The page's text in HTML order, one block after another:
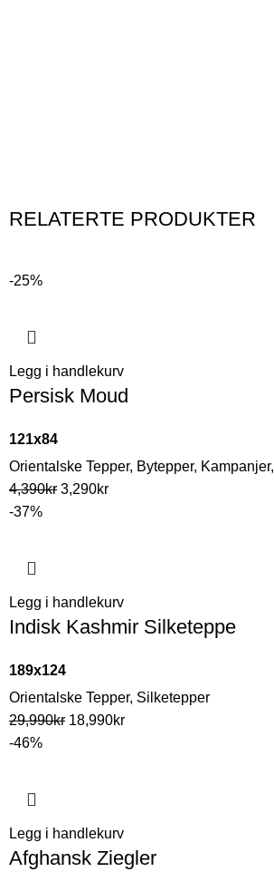
RELATERTE PRODUKTER
-25%
Legg i handlekurv
Persisk Moud
121x84
Orientalske Tepper, Bytepper, Kampanjer,
4,390kr 3,290kr
-37%
Legg i handlekurv
Indisk Kashmir Silketeppe
189x124
Orientalske Tepper, Silketepper
29,990kr 18,990kr
-46%
Legg i handlekurv
Afghansk Ziegler